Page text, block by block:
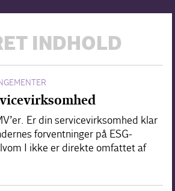
INDHOLD
Er din servicevirksomhed klar
forventninger på ESG-
I ikke er direkte omfattet af